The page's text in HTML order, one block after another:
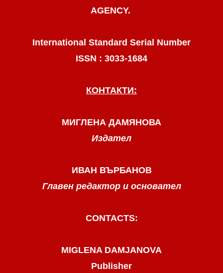
AGENCY.
International Standard Serial Number
ISSN : 3033-1684
КОНТАКТИ:
МИГЛЕНА ДАМЯНОВА
Издател
ИВАН ВЪРБАНОВ
Главен редактор и основател
CONTACTS:
MIGLENA DAMJANOVA
Publisher